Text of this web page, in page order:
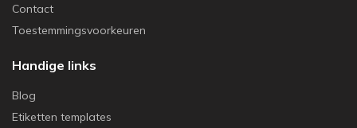
Contact
Toestemmingsvoorkeuren
Handige links
Blog
Etiketten templates